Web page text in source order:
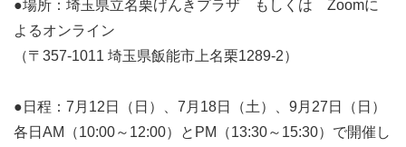
●場所：埼玉県立名栗げんきプラザ もしくは Zoomに
よるオンライン
（〒357-1011 埼玉県飯能市上名栗1289-2）
●日程：7月12日（日）、7月18日（土）、9月27日（日）
各日AM（10:00～12:00）とPM（13:30～15:30）で開催し